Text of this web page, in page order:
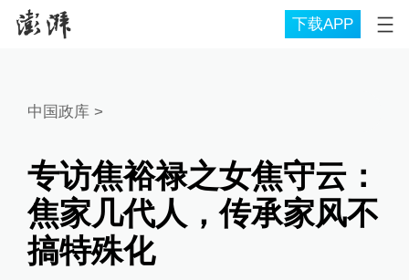
下载APP
中国政库 >
专访焦裕禄之女焦守云：
焦家几代人，传承家风不
搞特殊化